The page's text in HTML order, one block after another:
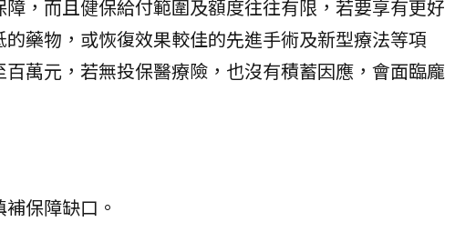
，而且健保給付範圍及額度往往有限，若要享有更好
藥物，或恢復效果較佳的先進手術及新型療法等項
萬元，若無投保醫療險，也沒有積蓄因應，會面臨龐
保障缺口。